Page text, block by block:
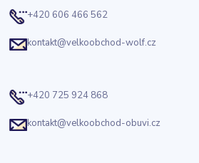
+420 606 466 562
kontakt@velkoobchod-wolf.cz
+420 725 924 868
kontakt@velkoobchod-obuvi.cz